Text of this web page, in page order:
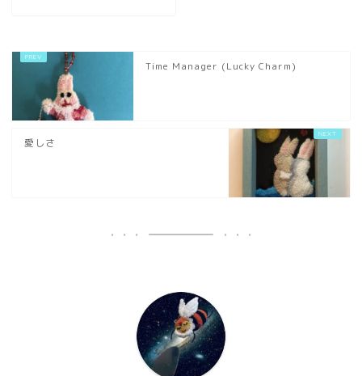
Time Manager (Lucky Charm)
愛しさ